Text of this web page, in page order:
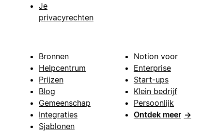
Je
privacyrechten
Bronnen
Helpcentrum
Prijzen
Blog
Gemeenschap
Integraties
Sjablonen
Notion voor
Enterprise
Start-ups
Klein bedrijf
Persoonlijk
Ontdek meer →